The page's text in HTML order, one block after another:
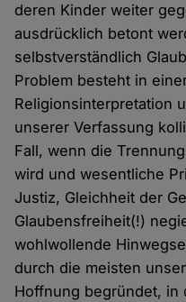
deren Kinder weiter
ausdrücklich betont
selbstverständlich
Problem besteht in
Religionsinterpretation
unserer Verfassung
Fall, wenn die
wird und wesentliche
Justiz, Gleichheit der
Glaubensfreiheit(!)
wohlwollende
durch die meisten
Hoffnung begründet,